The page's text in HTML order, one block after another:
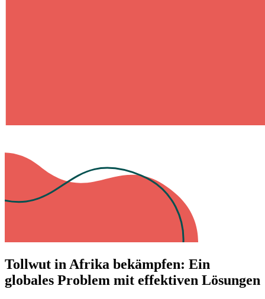
Tollwut in Afrika bekämpfen: Ein
globales Problem mit effektiven Lösungen